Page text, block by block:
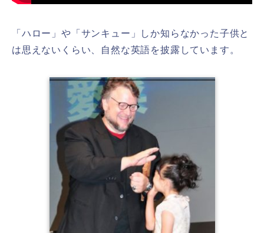
「ハロー」や「サンキュー」しか知らなかった子供と
は思えないくらい、自然な英語を披露しています。